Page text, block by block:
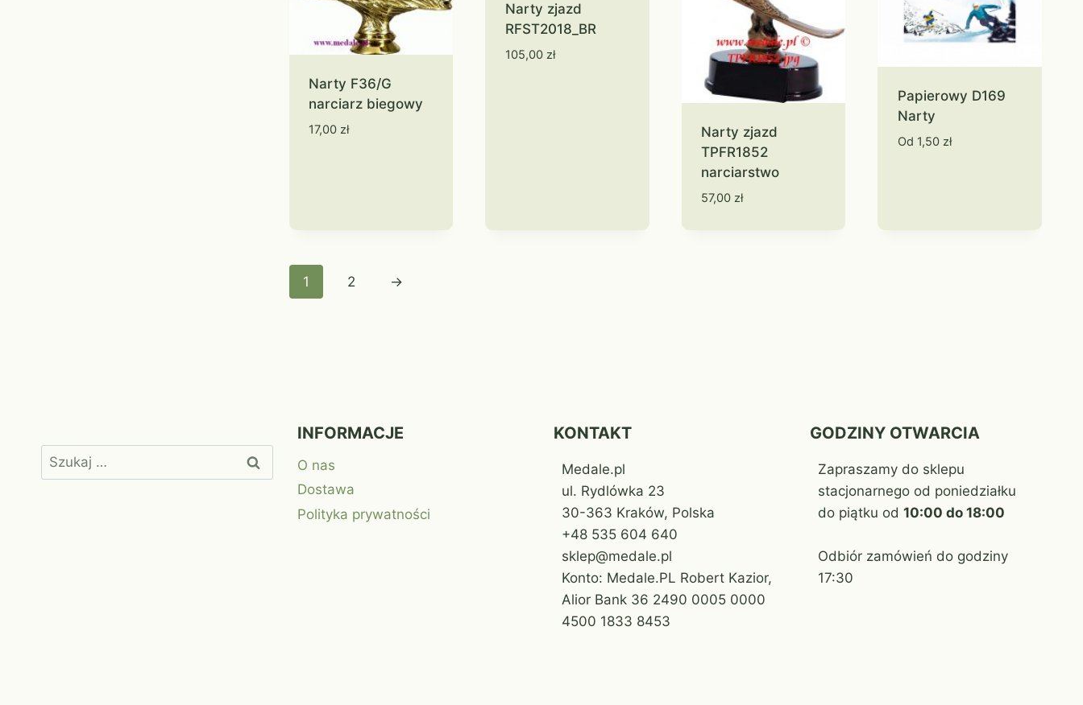
Narty F36/G
narciarz biegowy
17,00zł
Narty zjazd
RFST2018_BR
105,00 zł
Narty zjazd
TPFR1852
narciarstwo
57,00zł
Papierowy D169
Narty
Od 1,50 zł
1 2 →
Szukaj:
INFORMACJE
O nas
Dostawa
Polityka prywatności
KONTAKT
Medale.pl
ul. Rydlówka 23
30-363 Kraków, Polska
+48 535 604 640
sklep@medale.pl
Konto: Medale.PL Robert Kazior,
Alior Bank 36 2490 0005 0000
4500 1833 8453
GODZINY OTWARCIA
Zapraszamy do sklepu
stacjonarnego od poniedziałku
do piątku od 10:00 do 18:00
Odbiór zamówień do godziny
17:30